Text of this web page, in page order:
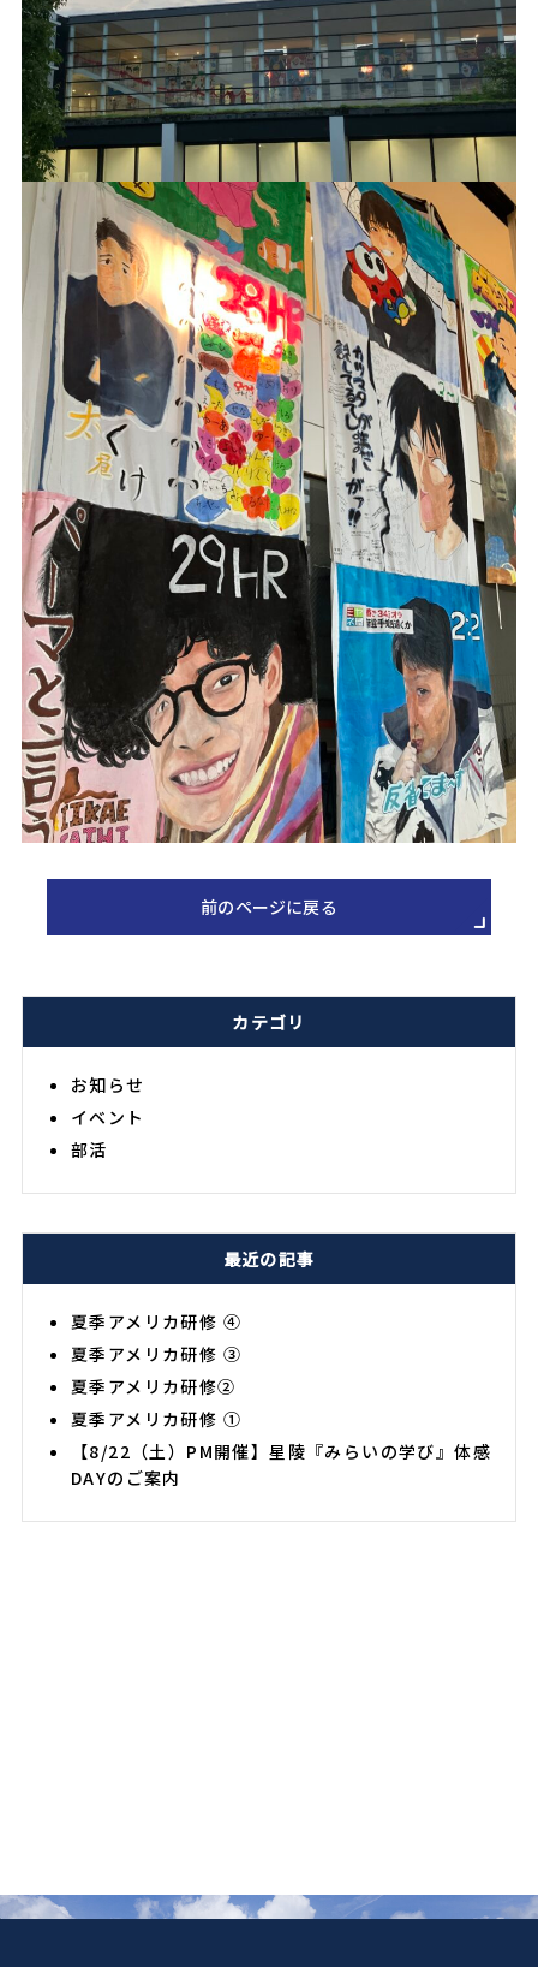
前のページに戻る
カテゴリ
お知らせ
イベント
部活
最近の記事
夏季アメリカ研修 ④
夏季アメリカ研修 ③
夏季アメリカ研修②
夏季アメリカ研修 ①
【8/22（土）PM開催】星陵『みらいの学び』体感
DAYのご案内